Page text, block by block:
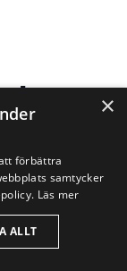
behöver
×
förbättra
samtycker
Läs mer
ALLT